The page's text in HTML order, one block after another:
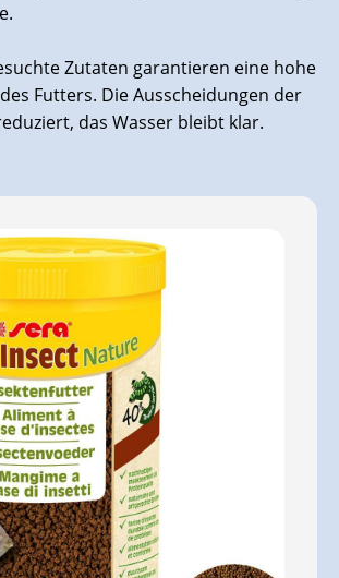
Zutaten garantieren eine hohe
Futters. Die Ausscheidungen der
das Wasser bleibt klar.